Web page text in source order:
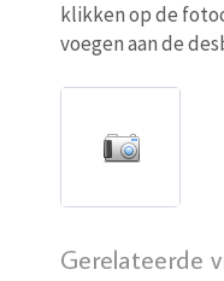
klikken op de
voegen aan de
Gerelateerde